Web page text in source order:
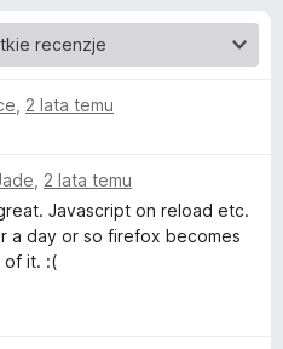
a
r
i
r
f
2 lata temu
2 lata temu
Javascript on reload etc.
a day or so firefox becomes
of it. :(